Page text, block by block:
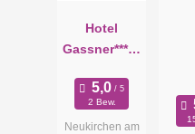
Hotel
Gassner****S
2 Bew.
Neukirchen am